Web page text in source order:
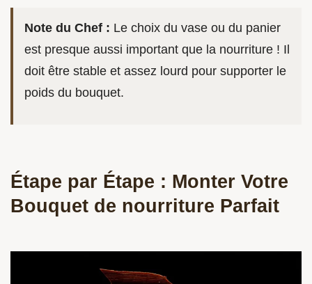
Note du Chef : Le choix du vase ou du panier
est presque aussi important que la nourriture ! Il
doit être stable et assez lourd pour supporter le
poids du bouquet.
Étape par Étape : Monter Votre
Bouquet de nourriture Parfait